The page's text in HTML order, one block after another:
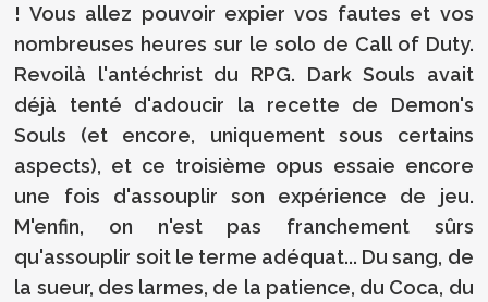
! Vous allez pouvoir expier vos fautes et vos
nombreuses heures sur le solo de Call of Duty.
Revoilà l'antéchrist du RPG. Dark Souls avait
déjà tenté d'adoucir la recette de Demon's
Souls (et encore, uniquement sous certains
aspects), et ce troisième opus essaie encore
une fois d'assouplir son expérience de jeu.
M'enfin, on n'est pas franchement sûrs
qu'assouplir soit le terme adéquat... Du sang, de
la sueur, des larmes, de la patience, du Coca, du